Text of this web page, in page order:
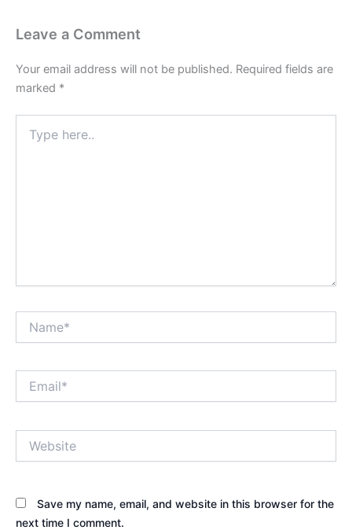
Leave a Comment
Your email address will not be published. Required fields are
marked *
here..
Save my name, email, and website in this browser for the
next time I comment.